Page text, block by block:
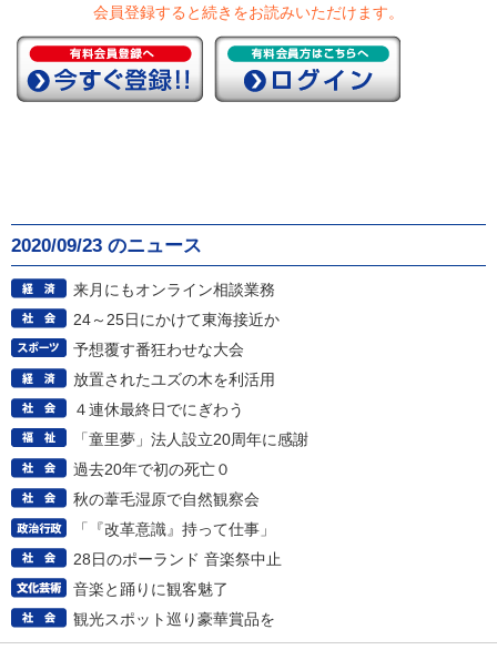
会員登録すると続きをお読みいただけます。
2020/09/23 のニュース
来月にもオンライン相談業務
24～25日にかけて東海接近か
予想覆す番狂わせな大会
放置されたユズの木を利活用
４連休最終日でにぎわう
「童里夢」法人設立20周年に感謝
過去20年で初の死亡０
秋の葦毛湿原で自然観察会
「『改革意識』持って仕事」
28日のポーランド 音楽祭中止
音楽と踊りに観客魅了
観光スポット巡り豪華賞品を